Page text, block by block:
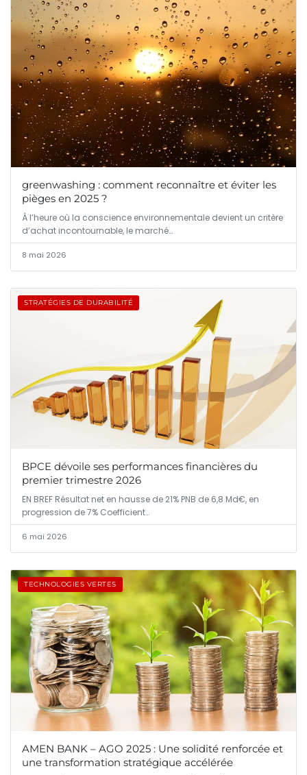
greenwashing : comment reconnaître et éviter les
pièges en 2025 ?
À l’heure où la conscience environnementale devient un critère
d’achat incontournable, le marché…
8 mai 2026
STRATÉGIES DE DURABILITÉ
BPCE dévoile ses performances financières du
premier trimestre 2026
EN BREF Résultat net en hausse de 21% PNB de 6,8 Md€, en
progression de 7% Coefficient…
6 mai 2026
TECHNOLOGIES VERTES
AMEN BANK – AGO 2025 : Une solidité renforcée et
une transformation stratégique accélérée